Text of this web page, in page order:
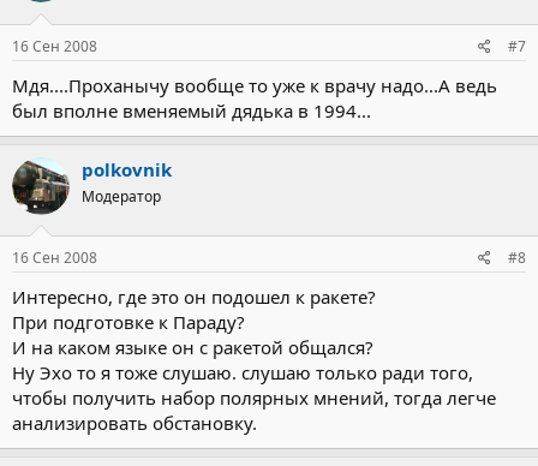
16 Сен 2008 #7
Мдя....Проханычу вообще то уже к врачу надо...А ведь
был вполне вменяемый дядька в 1994...
polkovnik
Модератор
16 Сен 2008 #8
Интересно, где это он подошел к ракете?
При подготовке к Параду?
И на каком языке он с ракетой общался?
Ну Эхо то я тоже слушаю. слушаю только ради того,
чтобы получить набор полярных мнений, тогда легче
анализировать обстановку.